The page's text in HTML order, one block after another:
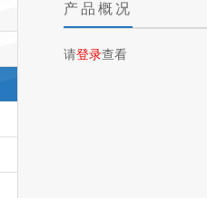
产品概况
请登录查看